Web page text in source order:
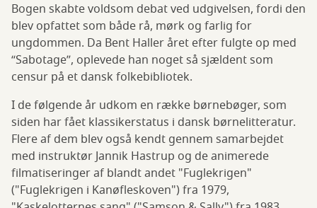
Bogen skabte voldsom debat ved udgivelsen, fordi den
blev opfattet som både rå, mørk og farlig for
ungdommen. Da Bent Haller året efter fulgte op med
“Sabotage”, oplevede han noget så sjældent som
censur på et dansk folkebibliotek.
I de følgende år udkom en række børnebøger, som
siden har fået klassikerstatus i dansk børnelitteratur.
Flere af dem blev også kendt gennem samarbejdet
med instruktør Jannik Hastrup og de animerede
filmatiseringer af blandt andet "Fuglekrigen"
("Fuglekrigen i Kanøfleskoven") fra 1979,